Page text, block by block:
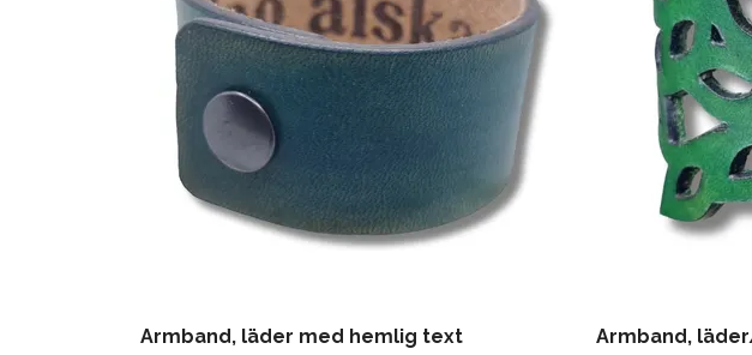
Armband, läder med hemlig text
Armband,